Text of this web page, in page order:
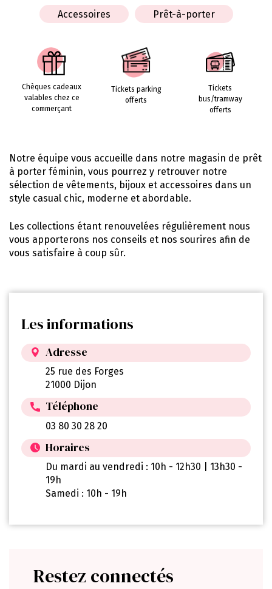
Accessoires Prêt-à-porter
Chèques cadeaux
valables chez ce
commerçant
Tickets parking
offerts
Tickets
bus/tramway
offerts
Notre équipe vous accueille dans notre magasin de prêt
à porter féminin, vous pourrez y retrouver notre
sélection de vêtements, bijoux et accessoires dans un
style casual chic, moderne et abordable.
Les collections étant renouvelées régulièrement nous
vous apporterons nos conseils et nos sourires afin de
vous satisfaire à coup sûr.
Les informations
Adresse
25 rue des Forges
21000 Dijon
Téléphone
03 80 30 28 20
Horaires
Du mardi au vendredi : 10h - 12h30 | 13h30 -
19h
Samedi : 10h - 19h
Restez connectés